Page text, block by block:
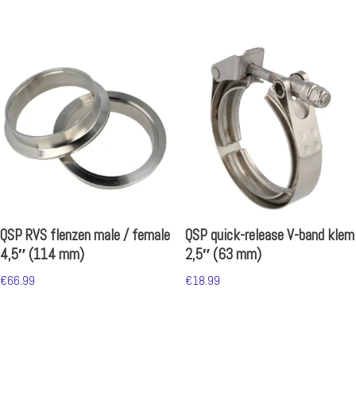
QSP RVS flenzen male / female
4,5″ (114 mm)
€66.99
QSP quick-release V-band klem
2,5″ (63 mm)
€18.99